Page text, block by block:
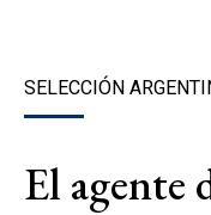
SELECCIÓN
El agente